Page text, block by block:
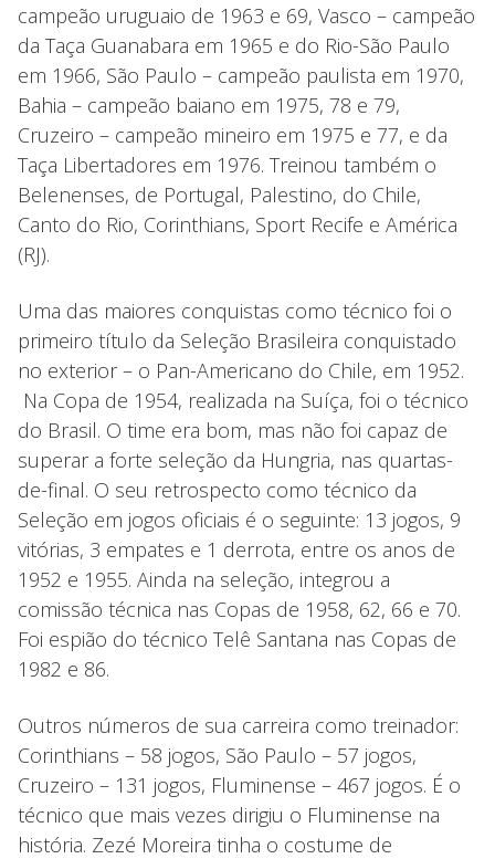
campeão uruguaio de 1963 e 69, Vasco – campeão
da Taça Guanabara em 1965 e do Rio-São Paulo
em 1966, São Paulo – campeão paulista em 1970,
Bahia – campeão baiano em 1975, 78 e 79,
Cruzeiro – campeão mineiro em 1975 e 77, e da
Taça Libertadores em 1976. Treinou também o
Belenenses, de Portugal, Palestino, do Chile,
Canto do Rio, Corinthians, Sport Recife e América
(RJ).
Uma das maiores conquistas como técnico foi o
primeiro título da Seleção Brasileira conquistado
no exterior – o Pan-Americano do Chile, em 1952.
Na Copa de 1954, realizada na Suíça, foi o técnico
do Brasil. O time era bom, mas não foi capaz de
superar a forte seleção da Hungria, nas quartas-
de-final. O seu retrospecto como técnico da
Seleção em jogos oficiais é o seguinte: 13 jogos, 9
vitórias, 3 empates e 1 derrota, entre os anos de
1952 e 1955. Ainda na seleção, integrou a
comissão técnica nas Copas de 1958, 62, 66 e 70.
Foi espião do técnico Telê Santana nas Copas de
1982 e 86.
Outros números de sua carreira como treinador:
Corinthians – 58 jogos, São Paulo – 57 jogos,
Cruzeiro – 131 jogos, Fluminense – 467 jogos. É o
técnico que mais vezes dirigiu o Fluminense na
história. Zezé Moreira tinha o costume de